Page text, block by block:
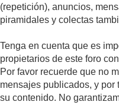
(repetición), anuncios,
piramidales y colectas
Tenga en cuenta que es
propietarios de este foro
Por favor recuerde que no
mensajes publicados, y por
su contenido. No